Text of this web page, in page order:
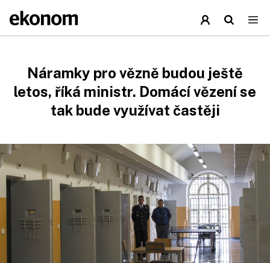
Náramky pro vězně budou ještě
letos, říká ministr. Domácí vězení se
tak bude využívat častěji